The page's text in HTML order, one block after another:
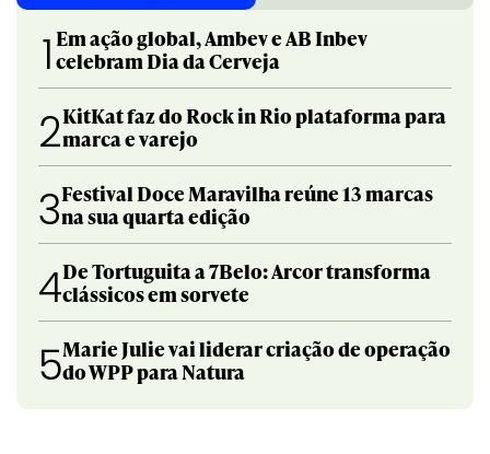
1 Em ação global, Ambev e AB Inbev
celebram Dia da Cerveja
2KitKat faz do Rock in Rio plataforma para
marca e varejo
3Festival Doce Maravilha reúne 13 marcas
na sua quarta edição
4De Tortuguita a 7Belo: Arcor transforma
clássicos em sorvete
5Marie Julie vai liderar criação de operação
do WPP para Natura